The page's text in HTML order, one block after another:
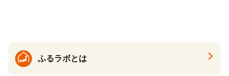
ふるラボとは